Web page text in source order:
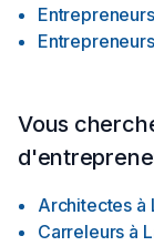
Vous
Architectes à
Carreleurs à